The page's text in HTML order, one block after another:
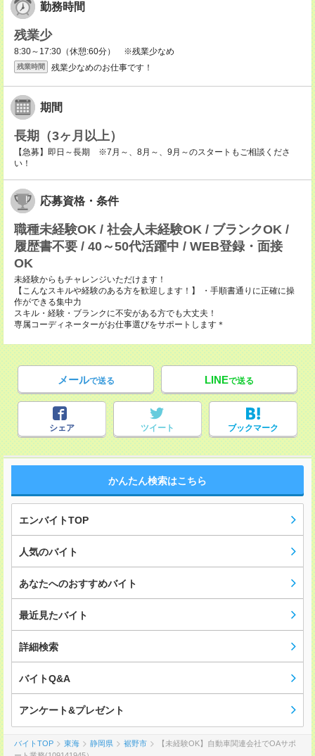
勤務時間
残業少
8:30～17:30（休憩:60分） ※残業少なめ
残業時間 残業少なめのお仕事です！
期間
長期（3ヶ月以上）
【急募】即日～長期 ※7月～、8月～、9月～のスタートもご相談くださ
い！
応募資格・条件
職種未経験OK / 社会人未経験OK / ブランクOK /
履歴書不要 / 40～50代活躍中 / WEB登録・面接
OK
未経験からもチャレンジいただけます！
【こんなスキルや経験のある方を歓迎します！】 ・手順書通りに正確に操
作ができる集中力
スキル・経験・ブランクに不安がある方でも大丈夫！
専属コーディネーターがお仕事選びをサポートします＊
メールで送る LINEで送る
シェア ツイート ブックマーク
かんたん検索はこちら
エンバイトTOP
人気のバイト
あなたへのおすすめバイト
最近見たバイト
詳細検索
バイトQ&A
アンケート&プレゼント
バイトTOP 東海 静岡県 裾野市
【未経験OK】自動車関連会社でOAサポ